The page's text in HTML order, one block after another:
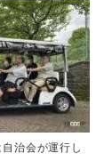
治会が運行し